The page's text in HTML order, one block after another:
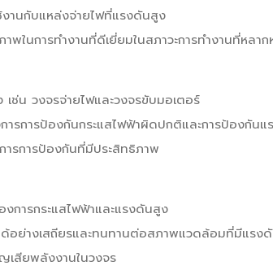
งานกับแหล่งจ่ายไฟที่แรงดันสูง
พในการทำงานที่ดีเยี่ยมในสภาวะการทำงานที่หลาก
ช่น วงจรจ่ายไฟและวงจรขับมอเตอร์
ารการป้องกันกระแสไฟฟ้าผิดปกติและการป้องกันแ
ารการป้องกันที่มีประสิทธิภาพ
งการกระแสไฟฟ้าและแรงดันสูง
ด้อย่างเสถียรและทนทานต่อสภาพแวดล้อมที่มีแรง
เสียพลังงานในวงจร